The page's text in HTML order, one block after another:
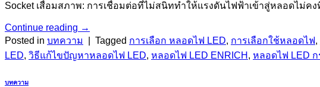
Socket เสื่อมสภาพ: การเชื่อมต่อที่ไม่สนิททำให้แรงดันไฟฟ้าเข้าสู่หลอดไม่ค
Continue reading →
Posted in บทความ Tagged การเลือก หลอดไฟ LED, การเลือกใช้หลอดไฟ,
LED, วิธีแก้ไขปัญหาหลอดไฟ LED, หลอดไฟ LED ENRICH , หลอดไฟ LED
บทความ